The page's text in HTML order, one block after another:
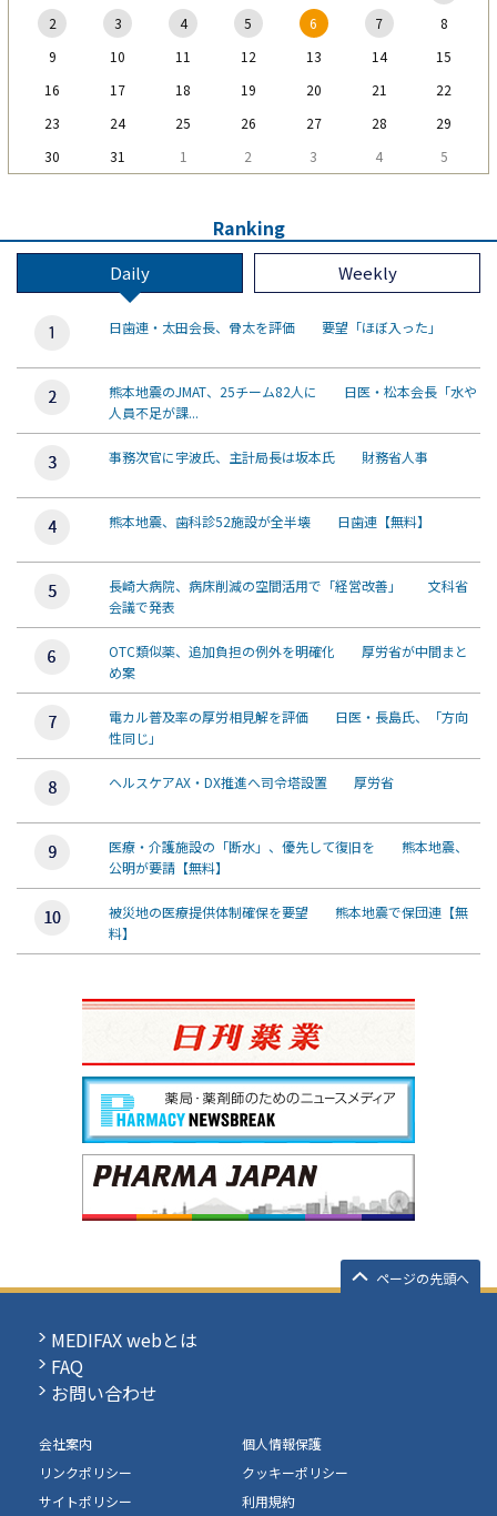
2
3 4 5 6 7
8
9
10 11 12 13 14
15
16
17 18 19 20 21
22
23
24 25 26 27 28
29
30
31 1 2 3 4 5
Ranking
Daily Weekly
日歯連・太田会長、骨太を評価 要望「ほぼ入った」
熊本地震のJMAT、25チーム82人に 日医・松本会長「水や
人員不足が課...
事務次官に宇波氏、主計局長は坂本氏 財務省人事
熊本地震、歯科診52施設が全半壊 日歯連【無料】
長崎大病院、病床削減の空間活用で「経営改善」 文科省
会議で発表
OTC類似薬、追加負担の例外を明確化 厚労省が中間まと
め案
電カル普及率の厚労相見解を評価 日医・長島氏、「方向
性同じ」
ヘルスケアAX・DX推進へ司令塔設置 厚労省
医療・介護施設の「断水」、優先して復旧を 熊本地震、
公明が要請【無料】
被災地の医療提供体制確保を要望 熊本地震で保団連【無
料】
ページの先頭へ
MEDIFAX webとは
FAQ
お問い合わせ
会社案内
個人情報保護
リンクポリシー
クッキーポリシー
サイトポリシー
利用規約